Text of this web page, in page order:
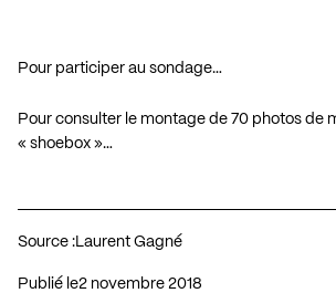
Pour participer au sondage…
Pour consulter le montage de 70 photos de
« shoebox »…
Source : Laurent Gagné
Publié le 2 novembre 2018